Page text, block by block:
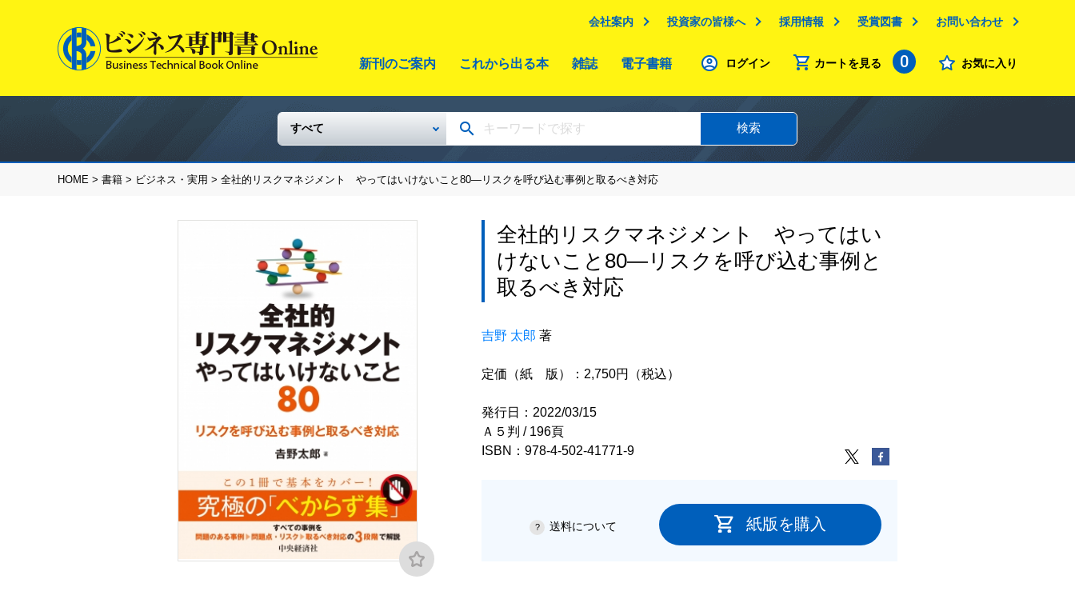
会社案内 投資家の皆様へ 採用情報 受賞図書 お問い合わせ
新刊のご案内 これから出る本 雑誌 電子書籍 ログイン カートを見る 0 お気に入り
検索
HOME > 書籍 > ビジネス・実用 > 全社的リスクマネジメント やってはいけないこと80―リスクを呼び込む事例と取るべき対応
全社的リスクマネジメント やってはい
けないこと80―リスクを呼び込む事例と
取るべき対応
吉野 太郎 著
定価（紙 版）：2,750円（税込）
発行日：2022/03/15
Ａ５判 / 196頁
ISBN：978-4-502-41771-9
紙版を購入
送料について